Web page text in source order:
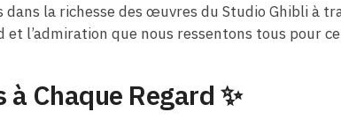
la richesse des œuvres du Studio Ghibli à
et l’admiration que nous ressentons tous pour
à Chaque Regard ✨